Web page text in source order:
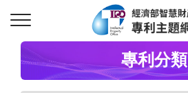
專利分類